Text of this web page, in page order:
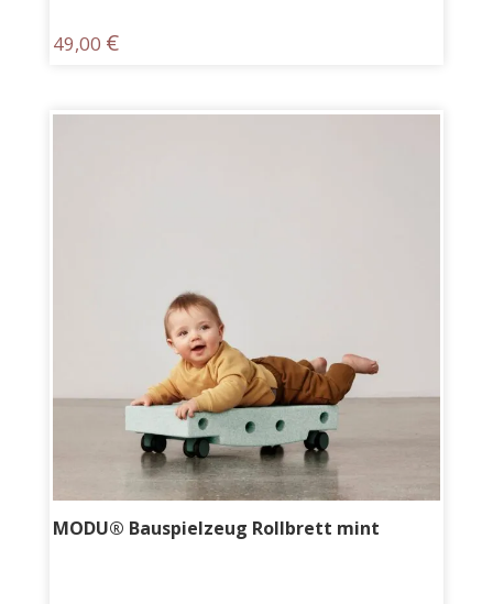
49,00 €
MODU® Bauspielzeug Rollbrett mint